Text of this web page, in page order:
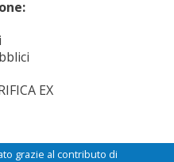
EX
grazie al contributo di